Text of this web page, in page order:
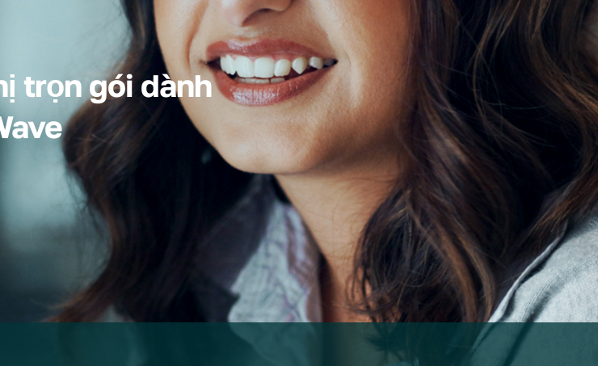
trọn gói dành